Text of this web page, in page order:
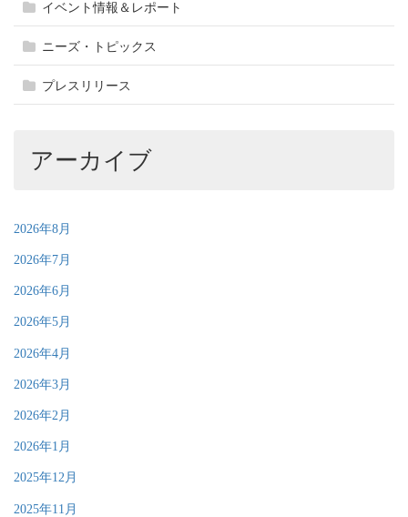
イベント情報＆レポート
ニーズ・トピックス
プレスリリース
アーカイブ
2026年8月
2026年7月
2026年6月
2026年5月
2026年4月
2026年3月
2026年2月
2026年1月
2025年12月
2025年11月